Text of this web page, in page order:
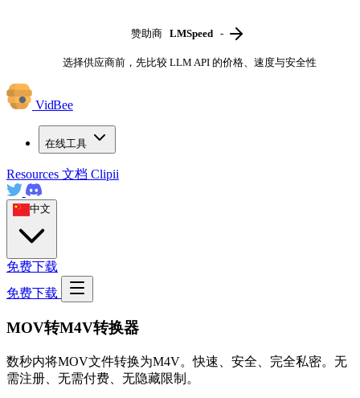
赞助商 LMSpeed -
选择供应商前，先比较 LLM API 的价格、速度与安全性
VidBee
在线工具
Resources 文档 Clipii
中文
免费下载
免费下载
MOV转M4V转换器
数秒内将MOV文件转换为M4V。快速、安全、完全私密。无
需注册、无需付费、无隐藏限制。